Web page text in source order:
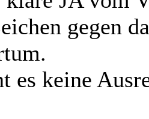
gegen
es keine